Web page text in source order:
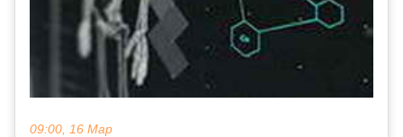
09:00, 16 Мар